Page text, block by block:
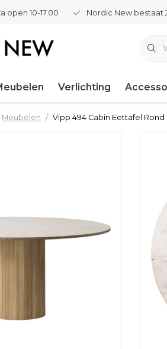
open 10-17.00 Nordic New bestaat
Verlichting
Meubelen Vipp 494 Cabin Eettafel Rond